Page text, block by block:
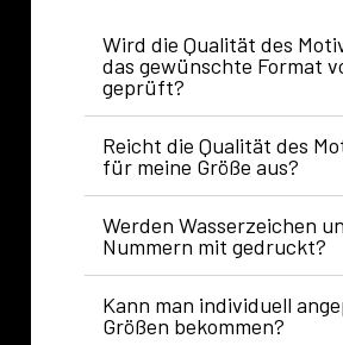
Wird die Qualität des
das gewünschte Format
geprüft?
Reicht die Qualität des
für meine Größe aus?
Werden Wasserzeichen
Nummern mit gedruckt?
Kann man individuell
Größen bekommen?